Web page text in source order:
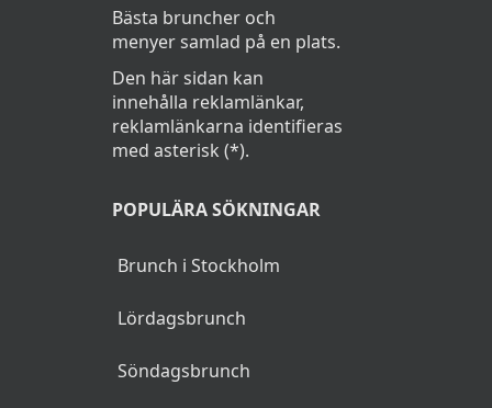
Bästa bruncher och
menyer samlad på en plats.
Den här sidan kan
innehålla reklamlänkar,
reklamlänkarna identifieras
med asterisk (*).
POPULÄRA SÖKNINGAR
Brunch i Stockholm
Lördagsbrunch
Söndagsbrunch